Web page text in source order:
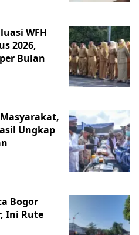
WFH
2026,
Bulan
Ungkap
Bogor
Ini Rute